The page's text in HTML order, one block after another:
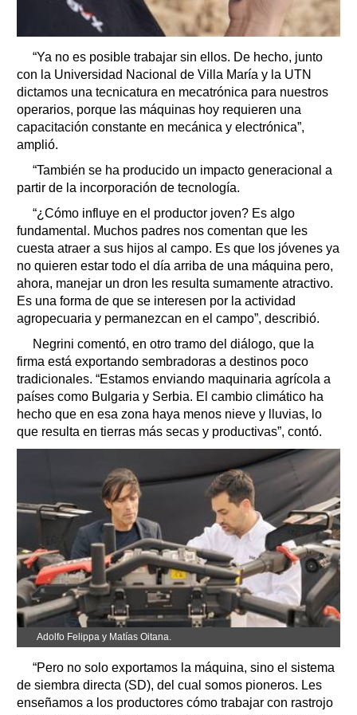
“Ya no es posible trabajar sin ellos. De hecho, junto
con la Universidad Nacional de Villa María y la UTN
dictamos una tecnicatura en mecatrónica para nuestros
operarios, porque las máquinas hoy requieren una
capacitación constante en mecánica y electrónica”,
amplió.
“También se ha producido un impacto generacional a
partir de la incorporación de tecnología.
“¿Cómo influye en el productor joven? Es algo
fundamental. Muchos padres nos comentan que les
cuesta atraer a sus hijos al campo. Es que los jóvenes ya
no quieren estar todo el día arriba de una máquina pero,
ahora, manejar un dron les resulta sumamente atractivo.
Es una forma de que se interesen por la actividad
agropecuaria y permanezcan en el campo”, describió.
Negrini comentó, en otro tramo del diálogo, que la
firma está exportando sembradoras a destinos poco
tradicionales. “Estamos enviando maquinaria agrícola a
países como Bulgaria y Serbia. El cambio climático ha
hecho que en esa zona haya menos nieve y lluvias, lo
que resulta en tierras más secas y productivas”, contó.
Adolfo Felippa y Matías Oitana.
“Pero no solo exportamos la máquina, sino el sistema
de siembra directa (SD), del cual somos pioneros. Les
enseñamos a los productores cómo trabajar con rastrojo